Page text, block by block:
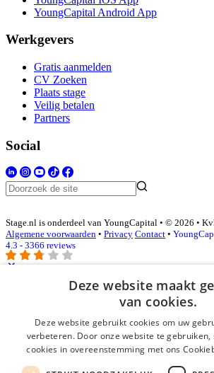
YoungCapital Android App
Werkgevers
Gratis aanmelden
CV Zoeken
Plaats stage
Veilig betalen
Partners
Social
Stage.nl is onderdeel van YoungCapital • © 2026 •
Algemene voorwaarden • Privacy Contact •
4.3 - 3366 reviews
Inloggen als bedrijf
E-mail*
Wachtwoord
Deze website maakt
van cookies.
Deze website gebruikt cookies om uw
verbeteren. Door onze website te
cookies in overeenstemming met ons